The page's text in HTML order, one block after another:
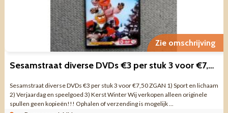
Zie omschrijving
Sesamstraat diverse DVDs €3 per stuk 3 voor €7,50 ZGAN
Sesamstraat diverse DVDs €3 per stuk 3 voor €7,50 ZGAN 1) Sport en lichaam
2) Verjaardag en speelgoed 3) Kerst Winter Wij verkopen alleen originele
spullen geen kopieën!!! Ophalen of verzending is mogelijk ...